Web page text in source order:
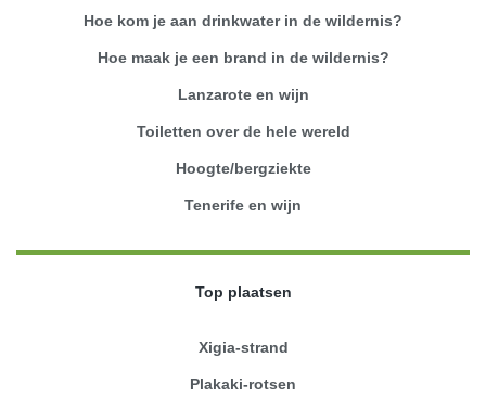
Hoe kom je aan drinkwater in de wildernis?
Hoe maak je een brand in de wildernis?
Lanzarote en wijn
Toiletten over de hele wereld
Hoogte/bergziekte
Tenerife en wijn
Top plaatsen
Xigia-strand
Plakaki-rotsen